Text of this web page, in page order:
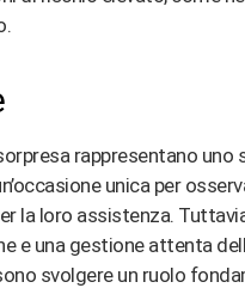
​.
rappresentano
unica per
la loro assistenza.
e una gestione attenta
svolgere un ruolo